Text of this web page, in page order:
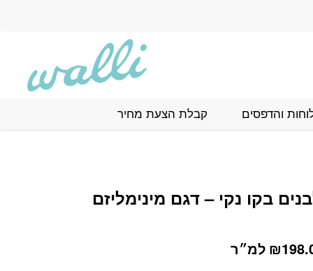
והדפסים קבלת הצעת מחיר
בקו נקי – דגם מינימליזם
₪טווח
למ״ר